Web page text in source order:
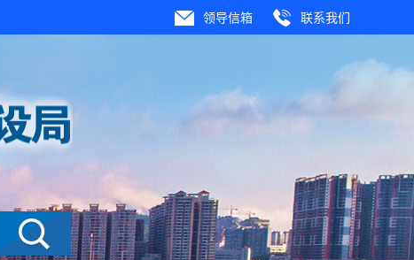
领导信箱 联系我们